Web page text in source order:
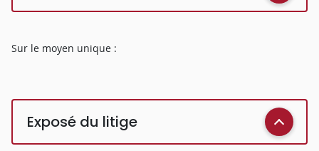
Sur le moyen unique :
Exposé du litige